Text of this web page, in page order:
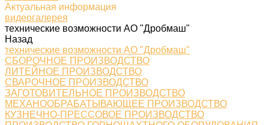
Актуальная информация
видеогалерея
технические возможности АО "Дробмаш"
Назад
технические возможности АО "Дробмаш"
СБОРОЧНОЕ ПРОИЗВОДСТВО
ЛИТЕЙНОЕ ПРОИЗВОДСТВО
СВАРОЧНОЕ ПРОИЗВОДСТВО
ЗАГОТОВИТЕЛЬНОЕ ПРОИЗВОДСТВО
МЕХАНООБРАБАТЫВАЮЩЕЕ ПРОИЗВОДСТВО
КУЗНЕЧНО-ПРЕССОВОЕ ПРОИЗВОДСТВО